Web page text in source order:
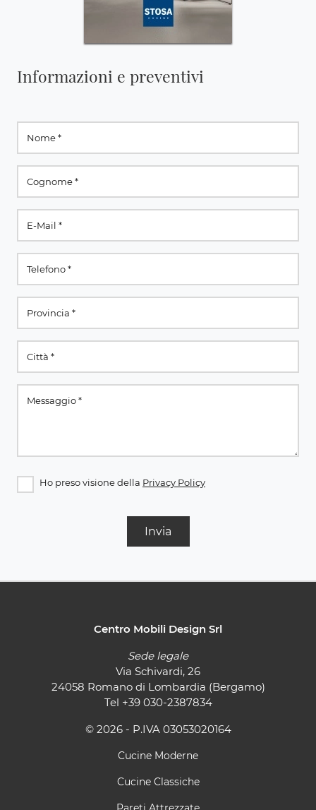
Informazioni e preventivi
Ho preso visione della Privacy Policy
Invia
Centro Mobili Design Srl
Sede legale
Via Schivardi, 26
24058 Romano di Lombardia (Bergamo)
Tel +39 030-2387834
© 2026 - P.IVA 03053020164
Cucine Moderne
Cucine Classiche